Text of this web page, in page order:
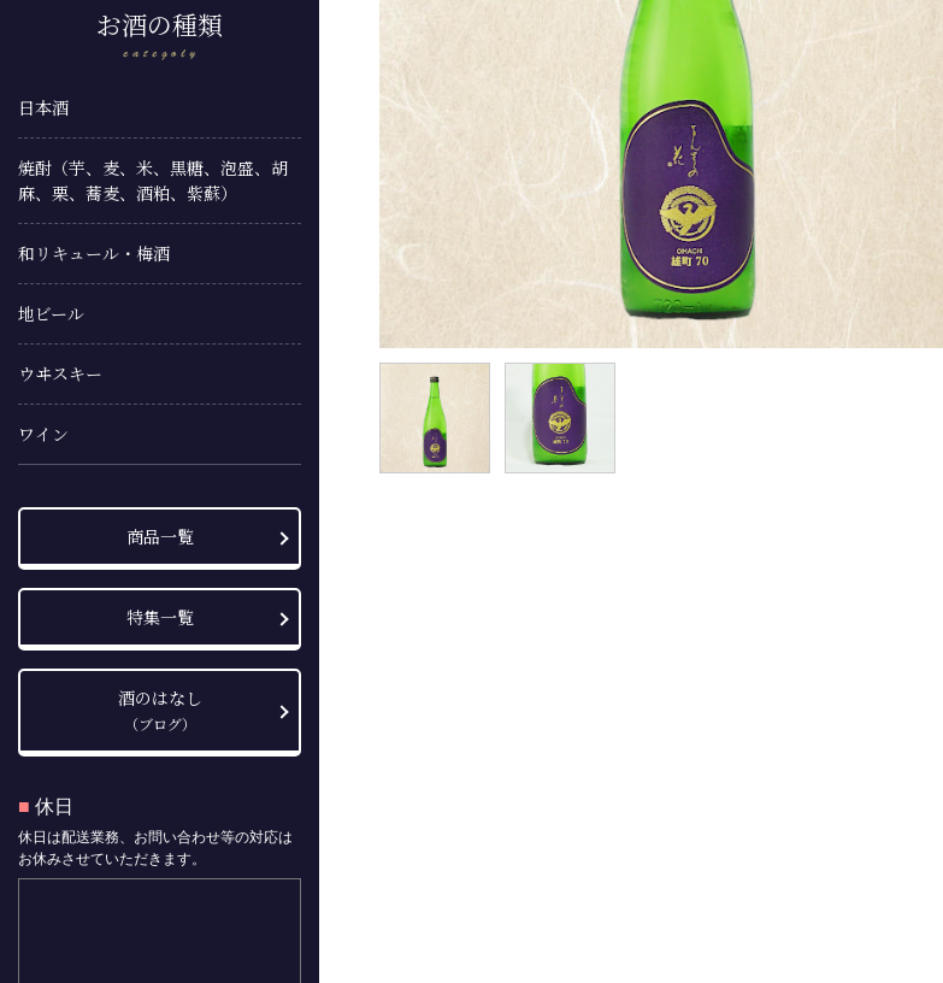
お酒の種類
日本酒
焼酎（芋、麦、米、黒糖、泡盛、胡
麻、栗、蕎麦、酒粕、紫蘇）
和リキュール・梅酒
地ビール
ウヰスキー
ワイン
商品一覧
特集一覧
酒のはなし
（ブログ）
■ 休日
休日は配送業務、お問い合わせ等の対応は
お休みさせていただきます。